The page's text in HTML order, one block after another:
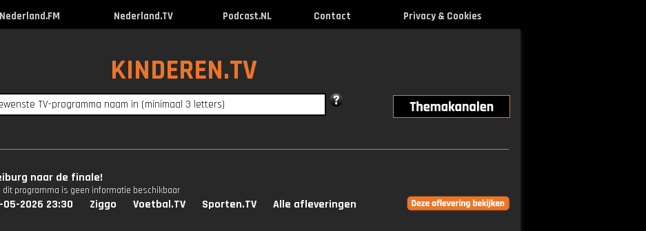
Nederland.FM Nederland.TV Podcast.NL Contact Privacy & Cookies
KINDEREN.TV
naar de finale!
dit programma is geen informatie beschikbaar
05-2026 23:30 Ziggo Voetbal.TV Sporten.TV Alle afleveringen